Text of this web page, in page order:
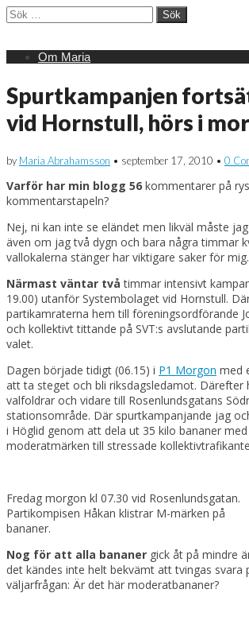
Sök
efter:
Main
Skip
Om Maria
Spurtkampanjen
vid Hornstull, hörs i
by Maria Abrahamsson • september 17, 2010 • 0
Varför har min blogg 56 kommentarer på
kommentarstapeln?
Nej, ni kan inte se eländet men likväl måste
även om jag två dygn och bara några timmar
vallokalerna stänger har viktigare saker för mig.
Närmast väntar två timmar intensivt
19.00) utanför Systembolaget vid Hornstull.
partikamraterna hem till föreningsordförande
och kollektivt tittande på SVT:s avslutande
valet.
Dagen började tidigt (06.15) i P1 Morgon med
att ta steget och bli riksdagsledamot.
valfoldrar och vidare till Rosenlundsgatans
stationsområde. Där spurtkampanjande jag
i Höglid genom att dela ut 35 kilo bananer
moderatmärken till stressade
Fredag morgon kl 07.30 vid Rosenlundsgatan.
Partikompisen Håkan klistrar M-märken på
bananer.
Nog för att alla bananer gick åt på mindre
det kändes inte helt bekvämt att tvingas svara
väljarfrågan: Är det här moderatbananer?